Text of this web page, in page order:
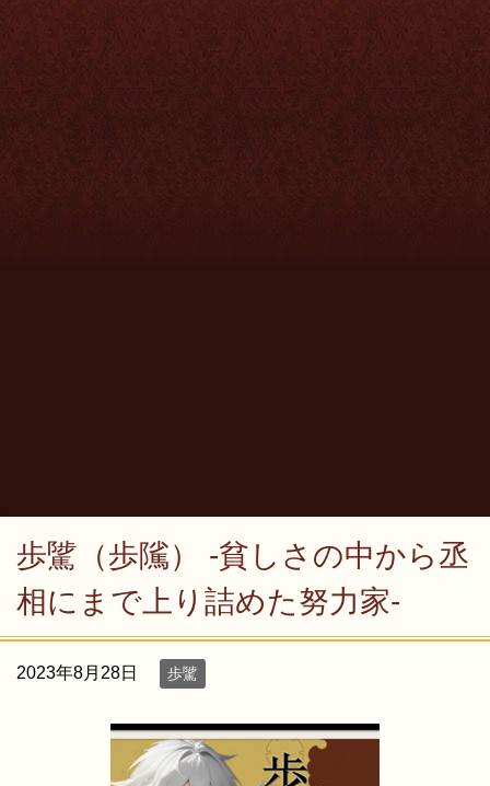
歩騭（歩隲） -貧しさの中から丞
相にまで上り詰めた努力家-
2023年8月28日 歩騭